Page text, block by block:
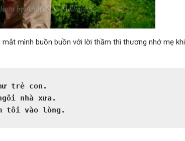
mình buồn buồn với lời thầm thì thương nhớ mẹ khi
trẻ con.
nhà xưa.
tôi vào lòng.